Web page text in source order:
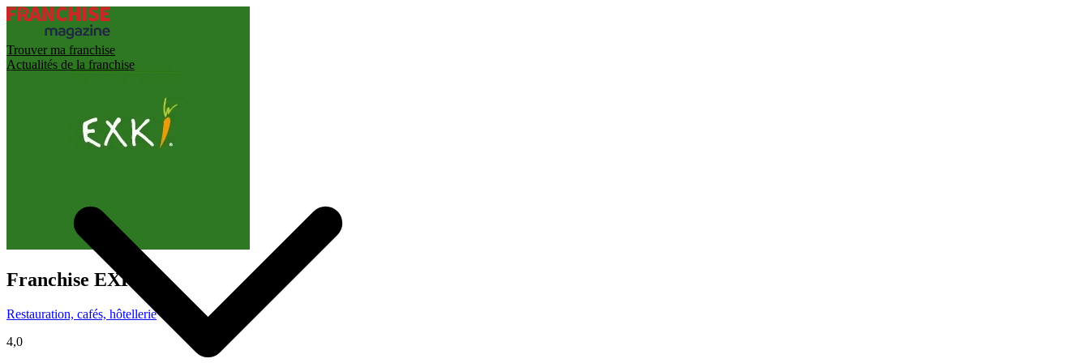
Trouver ma franchise
Actualités de la franchise
Franchise EXKI
Restauration, cafés, hôtellerie
4,0